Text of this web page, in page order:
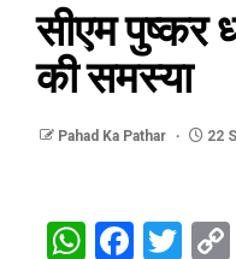
सीएम पुष्कर
की समस्या
Pahad Ka Pathar 22